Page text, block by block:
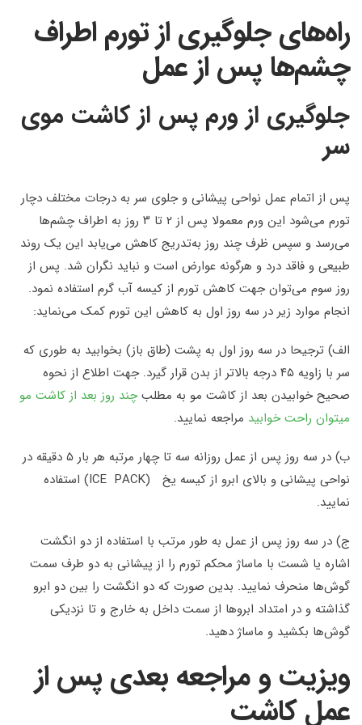
راه‌های جلوگیری از تورم اطراف
چشم‌ها پس از عمل
جلوگیری از ورم پس از کاشت موی
سر
پس از اتمام عمل نواحی پیشانی و جلوی سر به درجات مختلف دچار
تورم می‌شود این ورم معمولا پس از ۲ تا ۳ روز به اطراف چشم‌ها
می‌رسد و سپس ظرف چند روز به‌تدریج کاهش می‌یابد این یک روند
طبیعی و فاقد درد و هرگونه عوارض است و نباید نگران شد. پس از
روز سوم می‌توان جهت کاهش تورم از کیسه آب گرم استفاده نمود.
انجام موارد زیر در سه روز اول به کاهش این تورم کمک می‌نماید:
الف) ترجیحا در سه روز اول به پشت (طاق باز) بخوابید به طوری که
سر با زاویه ۴۵ درجه بالاتر از بدن قرار گیرد. جهت اطلاع از نحوه
صحیح خوابیدن بعد از کاشت مو به مطلبچند روز بعد از کاشت مو
میتوان راحت خوابید مراجعه نمایید.
ب) در سه روز پس از عمل روزانه سه تا چهار مرتبه هر بار ۵ دقیقه در
نواحی پیشانی و بالای ابرو از کیسه یخ
(ICE PACK) استفاده
نمایید.
ج) در سه روز پس از عمل به طور مرتب با استفاده از دو انگشت
اشاره یا شست با ماساژ محکم تورم را از پیشانی به دو طرف سمت
گوش‌ها منحرف نمایید. بدین صورت که دو انگشت را بین دو ابرو
گذاشته و در امتداد ابروها از سمت داخل به خارج و تا نزدیکی
گوش‌ها بکشید و ماساژ دهید.
ویزیت و مراجعه بعدی پس از
عمل کاشت